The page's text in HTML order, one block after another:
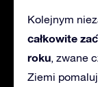
Kolejnym
całkowite
roku, zwane
Ziemi